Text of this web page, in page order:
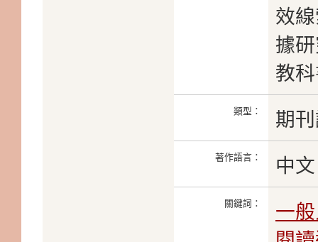
效
據
教
類型： 期
著作語言： 中文
關鍵詞：
一